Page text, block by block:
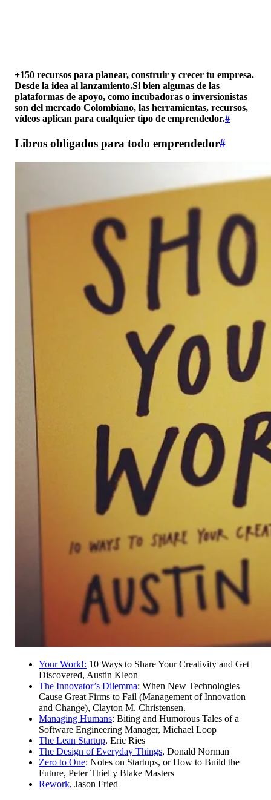
+150 recursos para planear, construir y crecer tu empresa.
Desde la idea al lanzamiento.Si bien algunas de las
plataformas de apoyo, como incubadoras o inversionistas
son del mercado Colombiano, las herramientas, recursos,
vídeos aplican para cualquier tipo de emprendedor.#
Libros obligados para todo emprendedor#
Your Work!: 10 Ways to Share Your Creativity and Get
Discovered, Austin Kleon
The Innovator’s Dilemma: When New Technologies
Cause Great Firms to Fail (Management of Innovation
and Change), Clayton M. Christensen.
Managing Humans: Biting and Humorous Tales of a
Software Engineering Manager, Michael Loop
The Lean Startup, Eric Ries
The Design of Everyday Things, Donald Norman
Zero to One: Notes on Startups, or How to Build the
Future, Peter Thiel y Blake Masters
Rework, Jason Fried